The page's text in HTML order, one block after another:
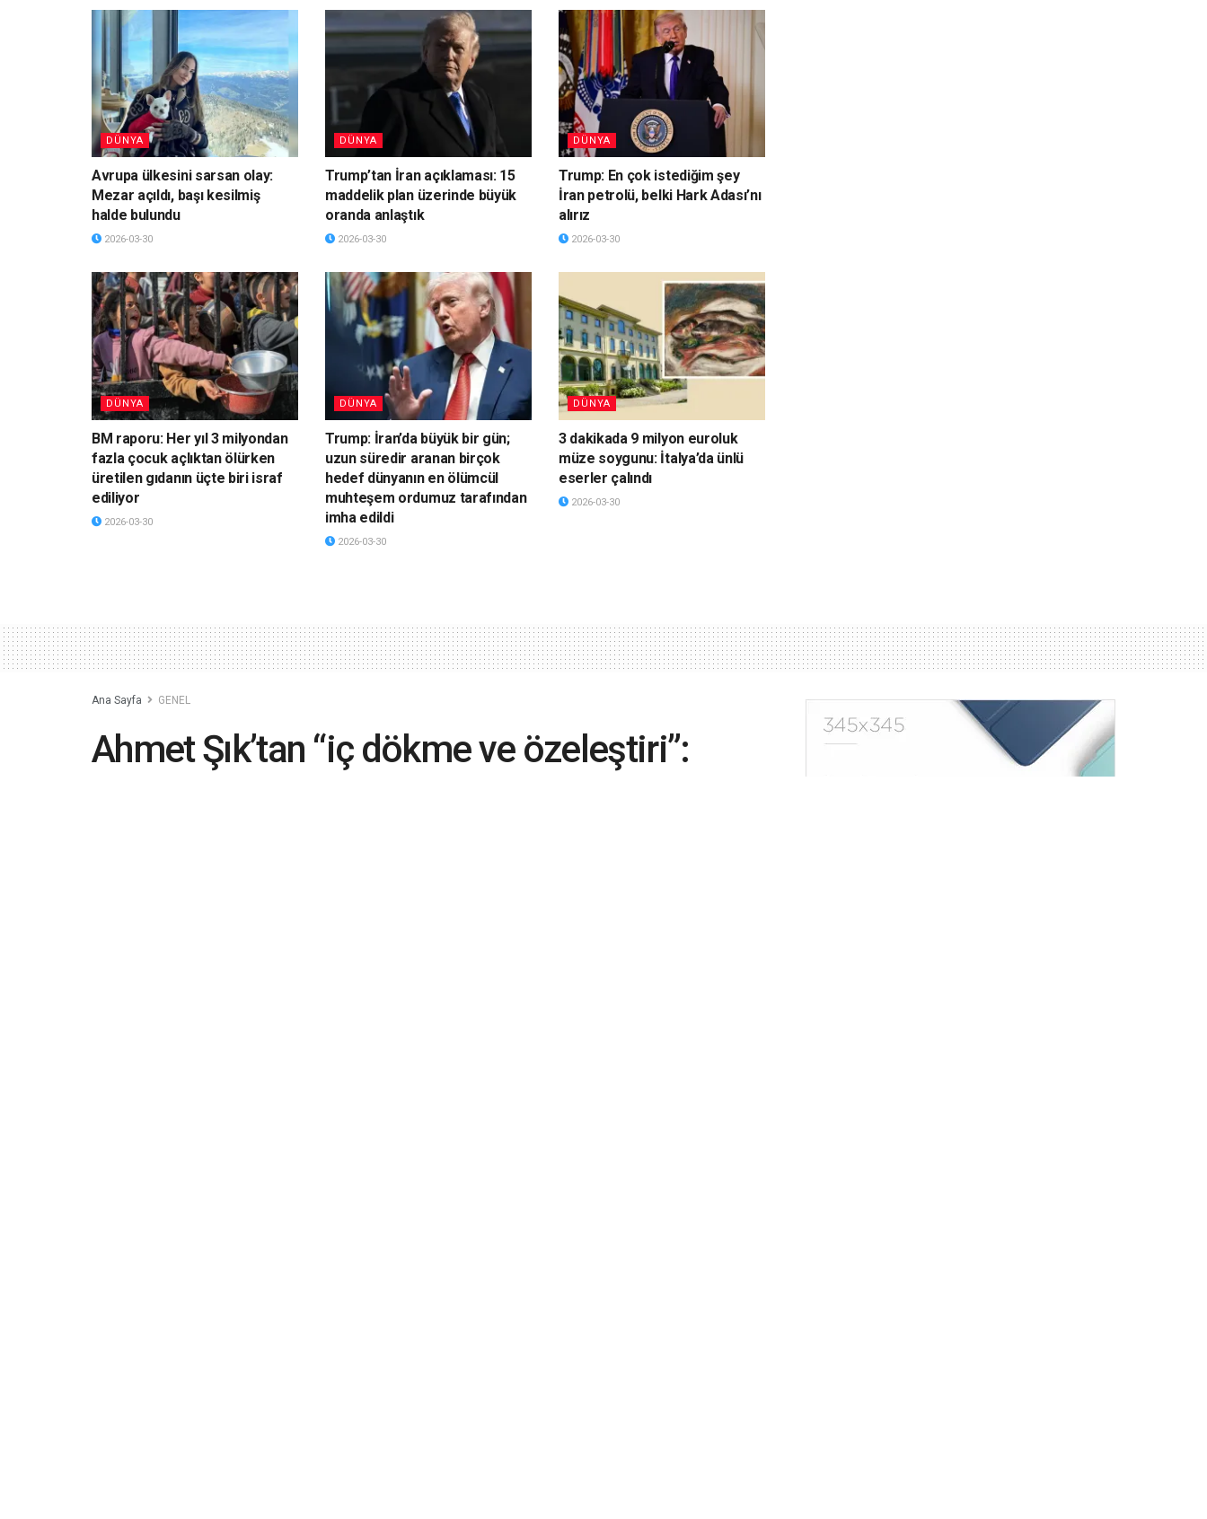
DÜNYA
Avrupa ülkesini sarsan olay:
Mezar açıldı, başı kesilmiş
halde bulundu
2026-03-30
DÜNYA
Trump’tan İran açıklaması: 15
maddelik plan üzerinde büyük
oranda anlaştık
2026-03-30
DÜNYA
Trump: En çok istediğim şey
İran petrolü, belki Hark Adası’nı
alırız
2026-03-30
DÜNYA
BM raporu: Her yıl 3 milyondan
fazla çocuk açlıktan ölürken
üretilen gıdanın üçte biri israf
ediliyor
2026-03-30
DÜNYA
Trump: İran’da büyük bir gün;
uzun süredir aranan birçok
hedef dünyanın en ölümcül
muhteşem ordumuz tarafından
imha edildi
2026-03-30
DÜNYA
3 dakikada 9 milyon euroluk
müze soygunu: İtalya’da ünlü
eserler çalındı
2026-03-30
Ana Sayfa GENEL
Ahmet Şık’tan “iç dökme ve özeleştiri”: